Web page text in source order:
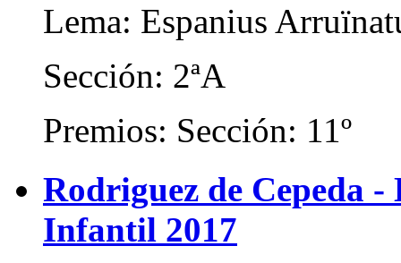
Lema: Espanius
Sección: 2ªA
Premios: Sección: 11º
Rodriguez de Cepeda
Infantil 2017